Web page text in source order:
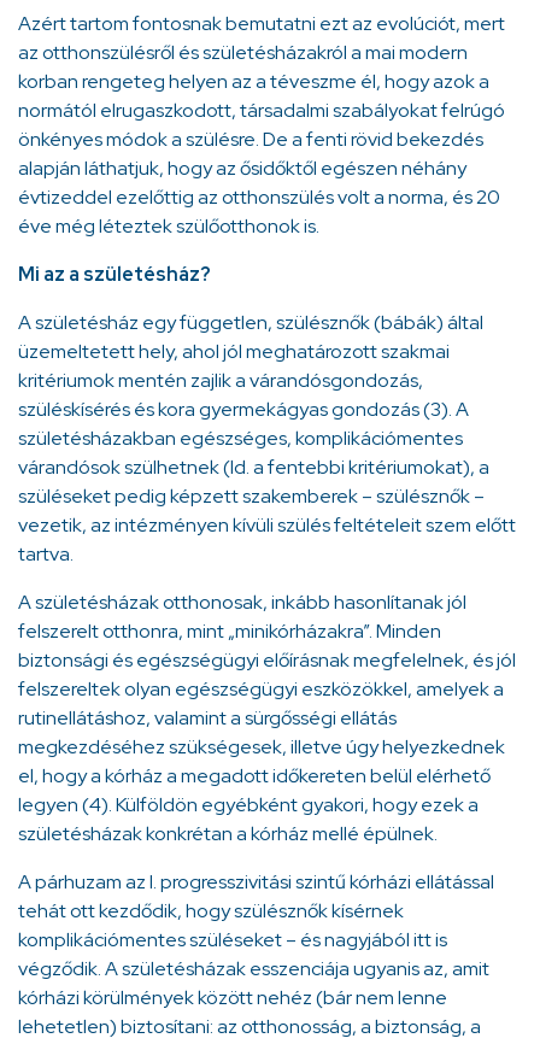
Azért tartom fontosnak bemutatni ezt az evolúciót, mert
az otthonszülésről és születésházakról a mai modern
korban rengeteg helyen az a téveszme él, hogy azok a
normától elrugaszkodott, társadalmi szabályokat felrúgó
önkényes módok a szülésre. De a fenti rövid bekezdés
alapján láthatjuk, hogy az ősidőktől egészen néhány
évtizeddel ezelőttig az otthonszülés volt a norma, és 20
éve még léteztek szülőotthonok is.
Mi az a születésház?
A születésház egy független, szülésznők (bábák) által
üzemeltetett hely, ahol jól meghatározott szakmai
kritériumok mentén zajlik a várandósgondozás,
szüléskísérés és kora gyermekágyas gondozás (3). A
születésházakban egészséges, komplikációmentes
várandósok szülhetnek (ld. a fentebbi kritériumokat), a
szüléseket pedig képzett szakemberek – szülésznők –
vezetik, az intézményen kívüli szülés feltételeit szem előtt
tartva.
A születésházak otthonosak, inkább hasonlítanak jól
felszerelt otthonra, mint „minikórházakra”. Minden
biztonsági és egészségügyi előírásnak megfelelnek, és jól
felszereltek olyan egészségügyi eszközökkel, amelyek a
rutinellátáshoz, valamint a sürgősségi ellátás
megkezdéséhez szükségesek, illetve úgy helyezkednek
el, hogy a kórház a megadott időkereten belül elérhető
legyen (4). Külföldön egyébként gyakori, hogy ezek a
születésházak konkrétan a kórház mellé épülnek.
A párhuzam az I. progresszivitási szintű kórházi ellátással
tehát ott kezdődik, hogy szülésznők kísérnek
komplikációmentes szüléseket – és nagyjából itt is
végződik. A születésházak esszenciája ugyanis az, amit
kórházi körülmények között nehéz (bár nem lenne
lehetetlen) biztosítani: az otthonosság, a biztonság, a